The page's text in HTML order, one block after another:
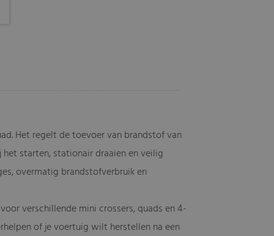
Het regelt de toevoer van brandstof van
starten, stationair draaien en veilig
overmatig brandstofverbruik en
verschillende mini crossers, quads en 4-
of je voertuig wilt herstellen na een